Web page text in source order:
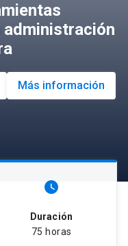
Más información
watch_later
Duración
75 horas